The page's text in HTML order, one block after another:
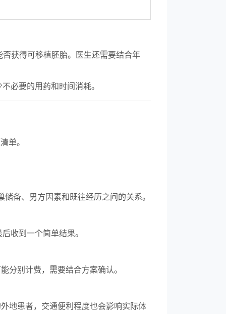
获得可移植胚胎。医生还需要结合年
必要的用药和时间消耗。
单。
备、男方因素和既往经历之间的关系。
收到一个简单结果。
分别计费，需要结合方案确认。
地患者，交通便利程度也会影响实际体